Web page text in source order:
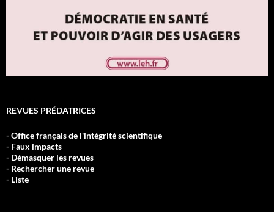
REVUES PRÉDATRICES
- Office français de l'intégrité scientifique
- Faux impacts
- Démasquer les revues
- Rechercher une revue
- Liste